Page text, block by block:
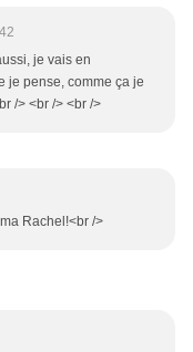
je vais en
je pense, comme ça je
/> <br /> <br />
Rachel!<br />